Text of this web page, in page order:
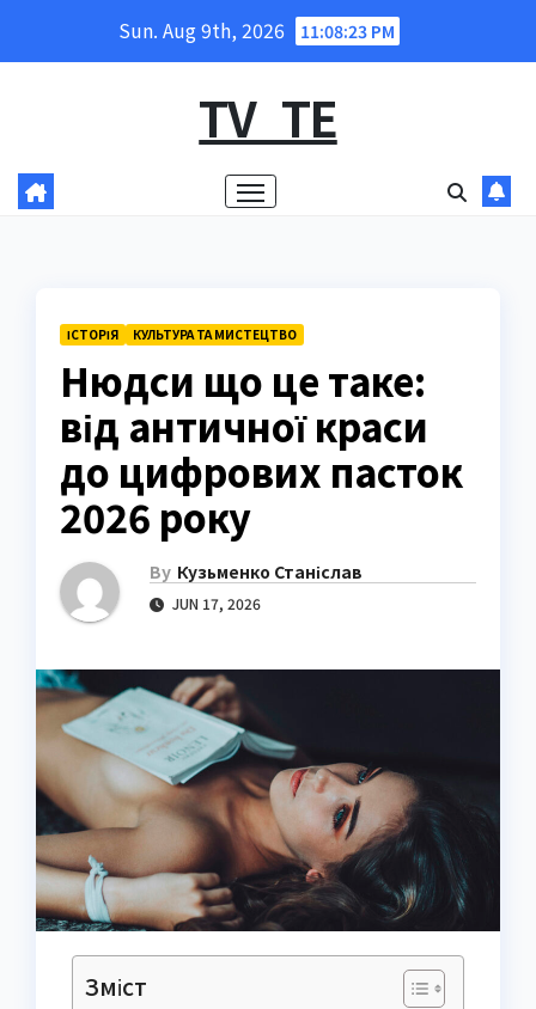
Sun. Aug 9th, 2026 11:08:24 PM
TV_TE
ІСТОРІЯ КУЛЬТУРА ТА МИСТЕЦТВО
Нюдси що це таке:
від античної краси
до цифрових пасток
2026 року
By Кузьменко Станіслав
JUN 17, 2026
Зміст